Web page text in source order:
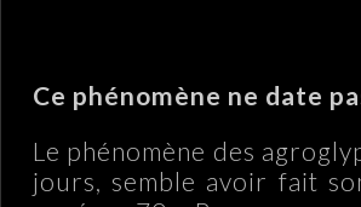
Ce phénomène ne date
Le phénomène des
jours, semble avoir fait